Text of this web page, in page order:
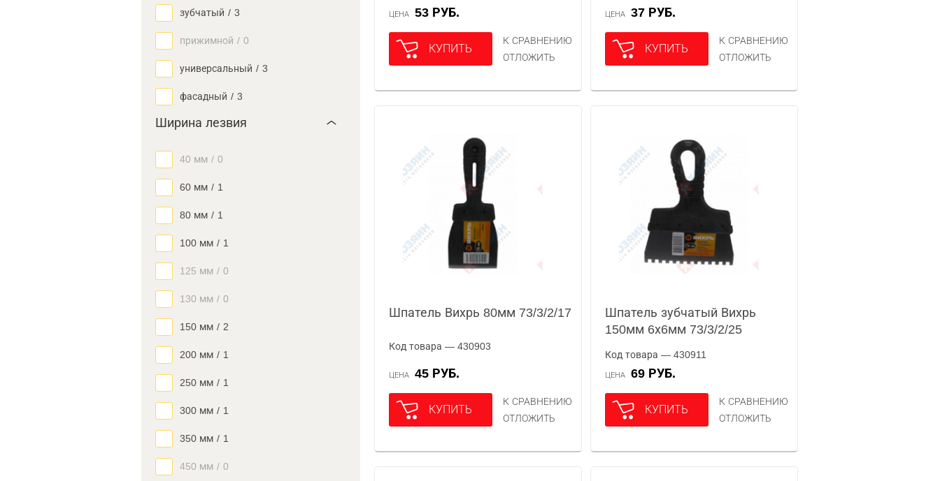
зубчатый / 3
прижимной / 0
универсальный / 3
фасадный / 3
Ширина лезвия
40 мм / 0
60 мм / 1
80 мм / 1
100 мм / 1
125 мм / 0
130 мм / 0
150 мм / 2
200 мм / 1
250 мм / 1
300 мм / 1
350 мм / 1
450 мм / 0
ЦЕНА 53 РУБ.
КУПИТЬ
К СРАВНЕНИЮ
ОТЛОЖИТЬ
ЦЕНА 37 РУБ.
КУПИТЬ
К СРАВНЕНИЮ
ОТЛОЖИТЬ
Шпатель Вихрь 80мм 73/3/2/17
Код товара — 430903
ЦЕНА 45 РУБ.
КУПИТЬ
К СРАВНЕНИЮ
ОТЛОЖИТЬ
Шпатель зубчатый Вихрь
150мм 6х6мм 73/3/2/25
Код товара — 430911
ЦЕНА 69 РУБ.
КУПИТЬ
К СРАВНЕНИЮ
ОТЛОЖИТЬ